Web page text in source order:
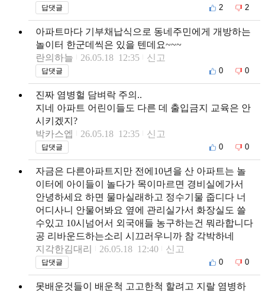
답댓글 2 2
아파트마다 기부채납식으로 동네주민에게 개방하는
놀이터 한군데씩은 있을 텐데요~~~
란의하늘
26.05.18 12:35 신고
답댓글 0 0
진짜 염병헐 담벼락 주의..
지네 아파트 어린이들도 다른 데 출입금지 교육은 안
시키겠지?
박카스엡
26.05.18 12:35 신고
답댓글 0 0
자금은 다른아파트지만 전에10년을 산 아파트는 놀
이터에 아이들이 놀다가 목이마르면 경비실에가서
안녕하세요 하면 물마실래하고 정수기물 줍디다 너
어디사니 안물어봐요 옆에 관리실가서 화장실도 쓸
수있고 10시넘어서 외국애들 농구하는건 뭐라합니다
공 리바운드하는소리 시끄러우니까 참 각박하네
지각한김대리
26.05.18 12:40 신고
답댓글 0 0
못배운것들이 배운척 고고한척 할려고 지랄 염병하